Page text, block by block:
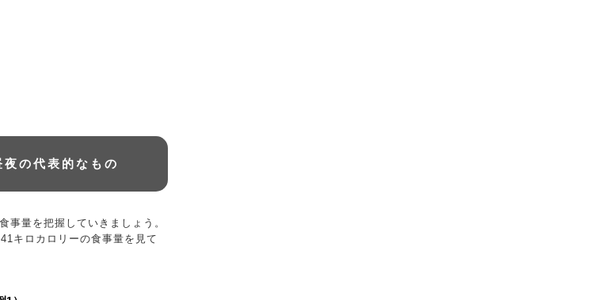
の代表的なもの
事量を把握していきましょう。
キロカロリーの食事量を見て